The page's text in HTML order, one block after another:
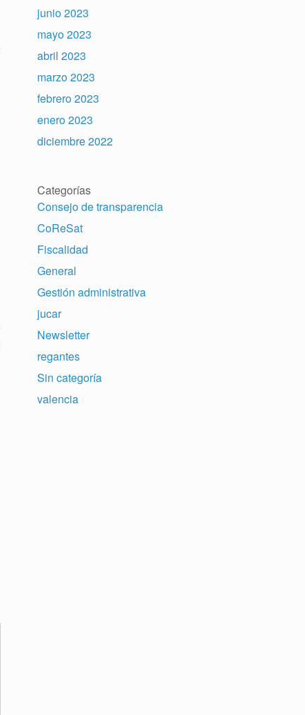
junio 2023
mayo 2023
abril 2023
marzo 2023
febrero 2023
enero 2023
diciembre 2022
Categorías
Consejo de transparencia
CoReSat
Fiscalidad
General
Gestión administrativa
jucar
Newsletter
regantes
Sin categoría
valencia